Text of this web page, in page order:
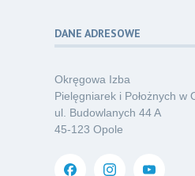
06
Poza sezonem,
o nowym
03
Oferta pracy –
DANE ADRESOWE
Okręgowa Izba
Pielęgniarek i Położnych w
ul. Budowlanych 44 A
45-123 Opole